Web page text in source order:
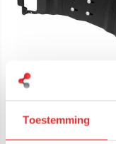
Toestemming
Andres Quicksnapper
aiShell 10 iPad cases